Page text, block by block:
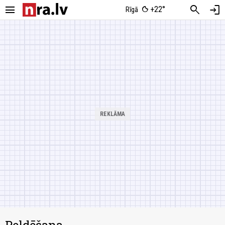
menu Rīgā +22° search login